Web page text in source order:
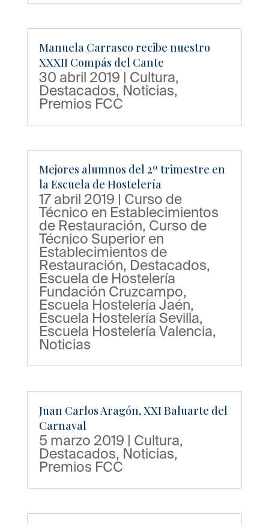
Manuela Carrasco recibe nuestro
XXXII Compás del Cante
30 abril 2019 | Cultura,
Destacados, Noticias,
Premios FCC
Mejores alumnos del 2º trimestre en
la Escuela de Hostelería
17 abril 2019 | Curso de
Técnico en Establecimientos
de Restauración, Curso de
Técnico Superior en
Establecimientos de
Restauración, Destacados,
Escuela de Hostelería
Fundación Cruzcampo,
Escuela Hostelería Jaén,
Escuela Hostelería Sevilla,
Escuela Hostelería Valencia,
Noticias
Juan Carlos Aragón, XXI Baluarte del
Carnaval
5 marzo 2019 | Cultura,
Destacados, Noticias,
Premios FCC